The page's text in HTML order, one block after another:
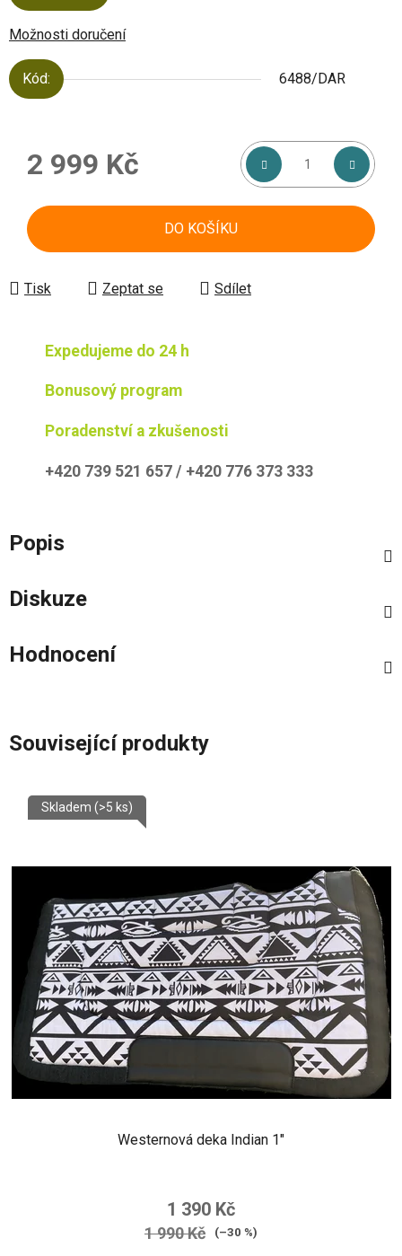
Možnosti doručení
Kód: 6488/DAR
2 999 Kč
DO KOŠÍKU
Tisk Zeptat se Sdílet
Expedujeme do 24 h
Bonusový program
Poradenství a zkušenosti
+420 739 521 657 / +420 776 373 333
Popis
Diskuze
Hodnocení
Související produkty
Westernová deka Indian 1"
Skladem (>5 ks)
1 390 Kč
1 990 Kč (–30 %)